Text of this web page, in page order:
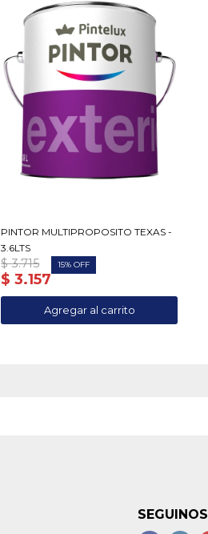
PINTOR MULTIPROPOSITO TEXAS -
3.6LTS
$ 3.157
$ 3.715 15
SEGUINOS